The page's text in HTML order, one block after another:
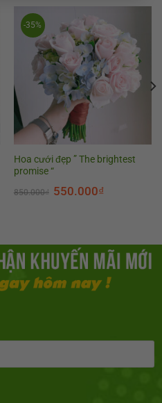
-35%
Hoa cưới đẹp ” The brightest
promise “
850.000₫ 550.000₫